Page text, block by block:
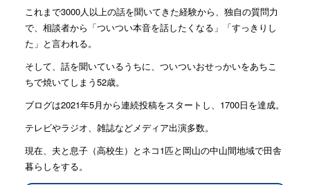
これまで3000人以上の話を聞いてきた経験から、独自の質問力
で、相談者から「ついつい本音を話したくなる」「すっきりし
た」と言われる。
そして、話を聞いているうちに、ついついおせっかいをあちこ
ちで焼いてしまう52歳。
ブログは2021年5月から連続投稿をスタートし、1700日を達成。
テレビやラジオ、雑誌などメディア出演多数。
現在、夫と息子（高校生）とネコ1匹と岡山の中山間地域で田舎
暮らしをする。